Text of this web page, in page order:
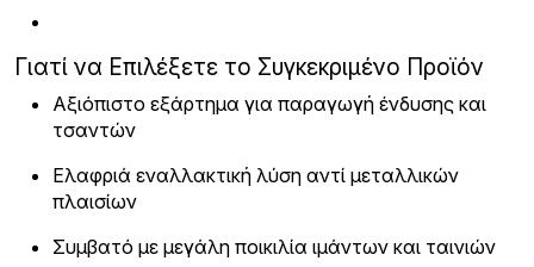
Γιατί να Επιλέξετε το Συγκεκριμένο Προϊόν
Αξιόπιστο εξάρτημα για παραγωγή ένδυσης και
τσαντών
Ελαφριά εναλλακτική λύση αντί μεταλλικών
πλαισίων
Συμβατό με μεγάλη ποικιλία ιμάντων και ταινιών